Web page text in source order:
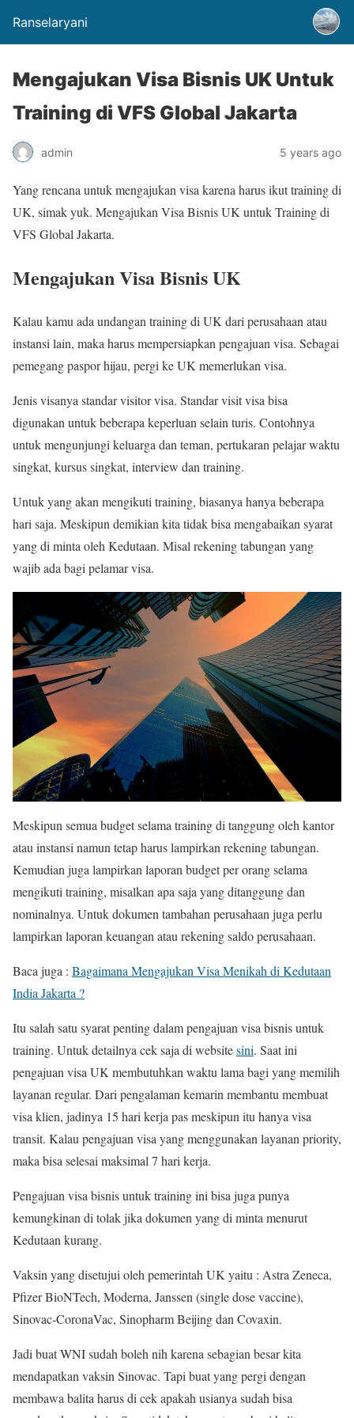
Ranselaryani
Mengajukan Visa Bisnis UK Untuk
Training di VFS Global Jakarta
admin 5 years ago
Yang rencana untuk mengajukan visa karena harus ikut training di
UK, simak yuk. Mengajukan Visa Bisnis UK untuk Training di
VFS Global Jakarta.
Mengajukan Visa Bisnis UK
Kalau kamu ada undangan training di UK dari perusahaan atau
instansi lain, maka harus mempersiapkan pengajuan visa. Sebagai
pemegang paspor hijau, pergi ke UK memerlukan visa.
Jenis visanya standar visitor visa. Standar visit visa bisa
digunakan untuk beberapa keperluan selain turis. Contohnya
untuk mengunjungi keluarga dan teman, pertukaran pelajar waktu
singkat, kursus singkat, interview dan training.
Untuk yang akan mengikuti training, biasanya hanya beberapa
hari saja. Meskipun demikian kita tidak bisa mengabaikan syarat
yang di minta oleh Kedutaan. Misal rekening tabungan yang
wajib ada bagi pelamar visa.
Meskipun semua budget selama training di tanggung oleh kantor
atau instansi namun tetap harus lampirkan rekening tabungan.
Kemudian juga lampirkan laporan budget per orang selama
mengikuti training, misalkan apa saja yang ditanggung dan
nominalnya. Untuk dokumen tambahan perusahaan juga perlu
lampirkan laporan keuangan atau rekening saldo perusahaan.
Baca juga : Bagaimana Mengajukan Visa Menikah di Kedutaan
India Jakarta ?
Itu salah satu syarat penting dalam pengajuan visa bisnis untuk
training. Untuk detailnya cek saja di websitesini. Saat ini
pengajuan visa UK membutuhkan waktu lama bagi yang memilih
layanan regular. Dari pengalaman kemarin membantu membuat
visa klien, jadinya 15 hari kerja pas meskipun itu hanya visa
transit. Kalau pengajuan visa yang menggunakan layanan priority,
maka bisa selesai maksimal 7 hari kerja.
Pengajuan visa bisnis untuk training ini bisa juga punya
kemungkinan di tolak jika dokumen yang di minta menurut
Kedutaan kurang.
Vaksin yang disetujui oleh pemerintah UK yaitu : Astra Zeneca,
Pfizer BioNTech, Moderna, Janssen (single dose vaccine),
Sinovac-CoronaVac, Sinopharm Beijing dan Covaxin.
Jadi buat WNI sudah boleh nih karena sebagian besar kita
mendapatkan vaksin Sinovac. Tapi buat yang pergi dengan
membawa balita harus di cek apakah usianya sudah bisa